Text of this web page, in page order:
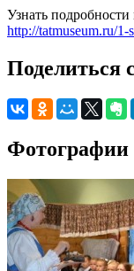
Узнать
http://tatmuseum.ru/
Поделиться
Фотографии